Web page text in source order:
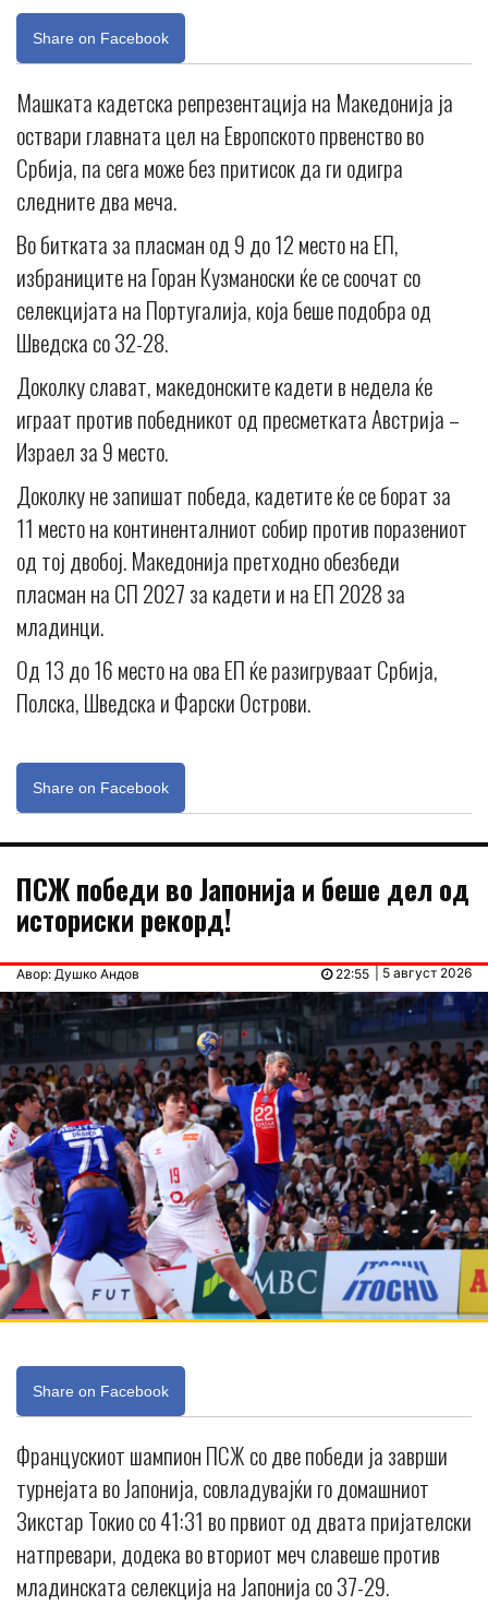
Share on Facebook
Машката кадетска репрезентација на Македонија ја
оствари главната цел на Европското првенство во
Србија, па сега може без притисок да ги одигра
следните два меча.
Во битката за пласман од 9 до 12 место на ЕП,
избраниците на Горан Кузманоски ќе се соочат со
селекцијата на Португалија, која беше подобра од
Шведска со 32-28.
Доколку слават, македонските кадети в недела ќе
играат против победникот од пресметката Австрија –
Израел за 9 место.
Доколку не запишат победа, кадетите ќе се борат за
11 место на континенталниот собир против поразениот
од тој двобој. Македонија претходно обезбеди
пласман на СП 2027 за кадети и на ЕП 2028 за
младинци.
Од 13 до 16 место на ова ЕП ќе разигруваат Србија,
Полска, Шведска и Фарски Острови.
Share on Facebook
ПСЖ победи во Јапонија и беше дел од
историски рекорд!
Авор: Душко Андов | 5 август 2026
22:55
Share on Facebook
Францускиот шампион ПСЖ со две победи ја заврши
турнејата во Јапонија, совладувајќи го домашниот
Зикстар Токио со 41:31 во првиот од двата пријателски
натпревари, додека во вториот меч славеше против
младинската селекција на Јапонија со 37-29.